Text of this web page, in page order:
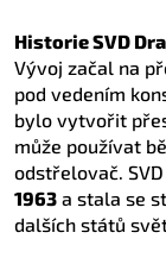
Historie SVD
Vývoj začal na
pod vedením
bylo vytvořit
může používat
odstřelovač.
1963 a stala se
dalších států